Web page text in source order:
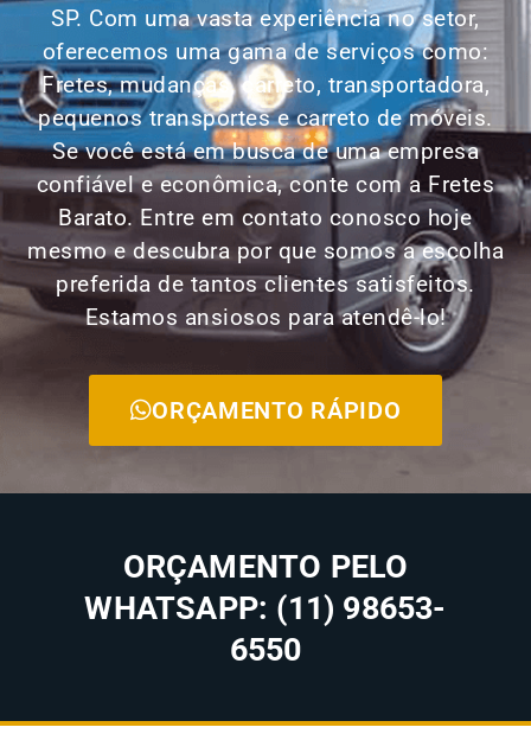
SP. Com uma vasta experiência no setor,
oferecemos uma gama de serviços como:
Fretes, mudanças, carreto, transportadora,
pequenos transportes e carreto de móveis.
Se você está em busca de uma empresa
confiável e econômica, conte com a Fretes
Barato. Entre em contato conosco hoje
mesmo e descubra por que somos a escolha
preferida de tantos clientes satisfeitos.
Estamos ansiosos para atendê-lo!
ORÇAMENTO RÁPIDO
ORÇAMENTO PELO
WHATSAPP: (11) 98653-
6550